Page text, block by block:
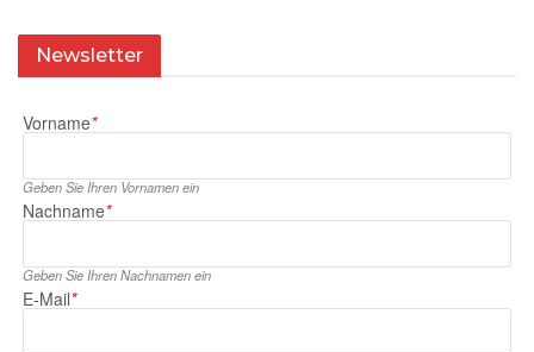
Newsletter
Vorname*
Geben Sie Ihren Vornamen ein
Nachname*
Geben Sie Ihren Nachnamen ein
E‑Mail*